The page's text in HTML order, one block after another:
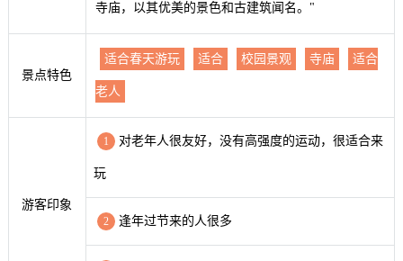
寺庙，以其优美的景色和古建筑闻名。"
景点特色
适合春天游玩 适合 校园景观 寺庙 适合
老人
游客印象
1 对老年人很友好，没有高强度的运动，很适合来
玩
2 逢年过节来的人很多